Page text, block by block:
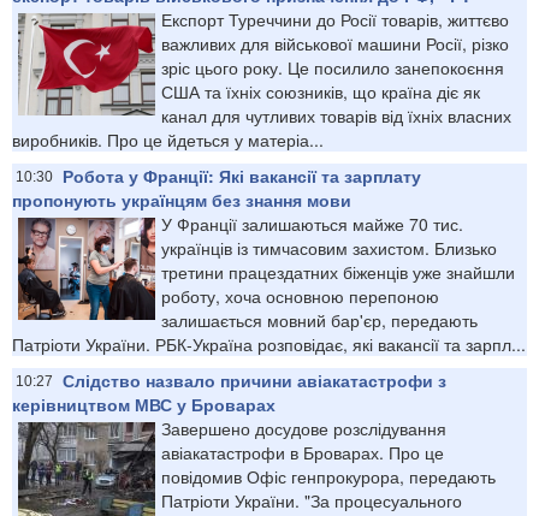
Експорт Туреччини до Росії товарів, життєво
важливих для військової машини Росії, різко
зріс цього року. Це посилило занепокоєння
США та їхніх союзників, що країна діє як
канал для чутливих товарів від їхніх власних
виробників. Про це йдеться у матеріа...
10:30
Робота у Франції: Які вакансії та зарплату
пропонують українцям без знання мови
У Франції залишаються майже 70 тис.
українців із тимчасовим захистом. Близько
третини працездатних біженців уже знайшли
роботу, хоча основною перепоною
залишається мовний бар'єр, передають
Патріоти України. РБК-Україна розповідає, які вакансії та зарпл...
10:27
Слідство назвало причини авіакатастрофи з
керівництвом МВС у Броварах
Завершено досудове розслідування
авіакатастрофи в Броварах. Про це
повідомив Офіс генпрокурора, передають
Патріоти України. "За процесуального